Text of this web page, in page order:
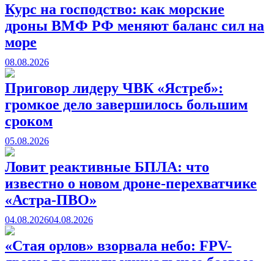
Курс на господство: как морские
дроны ВМФ РФ меняют баланс сил на
море
08.08.2026
Приговор лидеру ЧВК «Ястреб»:
громкое дело завершилось большим
сроком
05.08.2026
Ловит реактивные БПЛА: что
известно о новом дроне-перехватчике
«Астра-ПВО»
04.08.202604.08.2026
«Стая орлов» взорвала небо: FPV-